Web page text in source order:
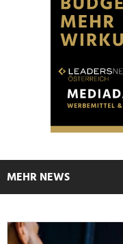
MEHR NEWS